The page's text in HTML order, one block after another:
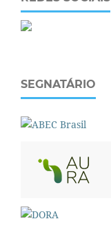
SEGNATÁRIO